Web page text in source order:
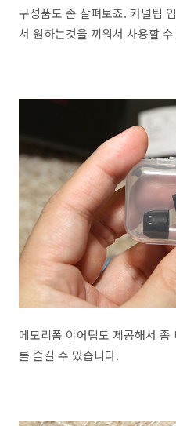
구성품도 좀 살펴보죠. 커널팁
서 원하는것을 끼워서 사용할
메모리폼 이어팁도 제공해서
를 즐길 수 있습니다.